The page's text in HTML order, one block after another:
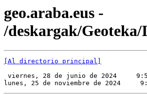
geo.araba.eus -
/deskargak/Geoteka/
[Al directorio principal]
viernes, 28 de junio de 2024
lunes, 25 de noviembre de 2024